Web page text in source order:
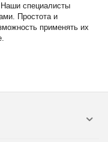
специалисты
Простота и
применять их